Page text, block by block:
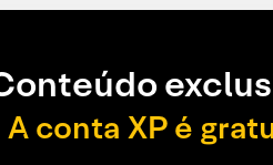
A conta XP é